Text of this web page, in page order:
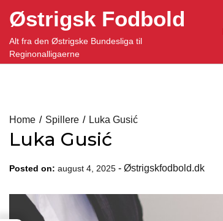
content
Østrigsk Fodbold
Alt fra den Østrigske Bundesliga til
Reginonalligaerne
Home Spillere Luka Gusić
Luka Gusić
Posted on: august 4, 2025 - Østrigskfodbold.dk